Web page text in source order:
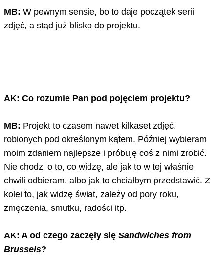
MB: W pewnym sensie, bo to daje początek serii
zdjęć, a stąd już blisko do projektu.
AK: Co rozumie Pan pod pojęciem projektu?
MB: Projekt to czasem nawet kilkaset zdjęć,
robionych pod określonym kątem. Później wybieram
moim zdaniem najlepsze i próbuję coś z nimi zrobić.
Nie chodzi o to, co widzę, ale jak to w tej właśnie
chwili odbieram, albo jak to chciałbym przedstawić. Z
kolei to, jak widzę świat, zależy od pory roku,
zmęczenia, smutku, radości itp.
AK: A od czego zaczęły się Sandwiches from
Brussels?